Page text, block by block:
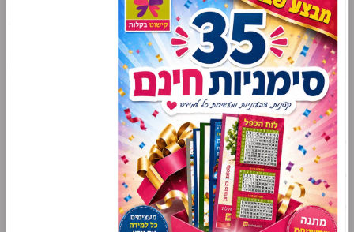
דף הבית
חדש באתר!
מבצעי השבוע